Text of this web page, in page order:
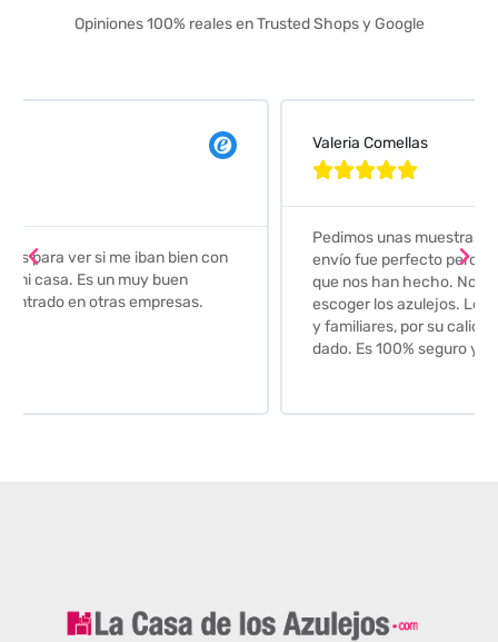
Opiniones 100% reales en Trusted Shops y Google
Pedimos unas muestras de azulejos para el baño. El
envío fue perfecto pero lo mejor ha sido el seguimiento
que nos han hecho. Nos guiaron y aconsejaron para
escoger los azulejos. Lo aconsejo a todos mis amigos
y familiares, por su calidad y la confianza que nos han